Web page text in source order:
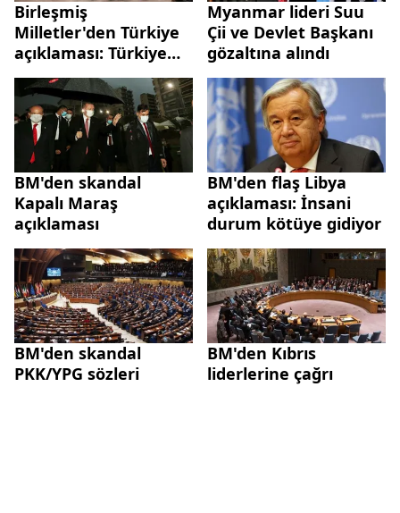
Birleşmiş
Milletler'den Türkiye
açıklaması: Türkiye
halkı ve hükümeti ile
dayanışma içinde
olacağız
Myanmar lideri Suu
Çii ve Devlet Başkanı
gözaltına alındı
BM'den skandal
Kapalı Maraş
açıklaması
BM'den flaş Libya
açıklaması: İnsani
durum kötüye gidiyor
BM'den skandal
PKK/YPG sözleri
BM'den Kıbrıs
liderlerine çağrı